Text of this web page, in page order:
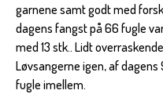
garnene samt godt med
dagens fangst på 66 fugle
med 13 stk.. Lidt
Løvsangerne igen, af
fugle imellem.